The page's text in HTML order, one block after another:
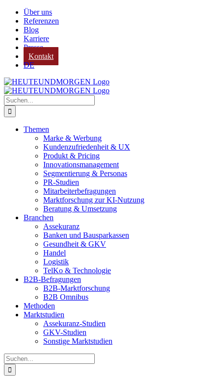
Zum
Inhalt
springen
Über uns
Referenzen
Blog
Karriere
Presse
Kontakt
DE
Suche
nach:
Themen
Marke & Werbung
Kundenzufriedenheit & UX
Produkt & Pricing
Innovationsmanagement
Segmentierung & Personas
PR-Studien
Mitarbeiterbefragungen
Marktforschung zur KI-Nutzung
Beratung & Umsetzung
Branchen
Assekuranz
Banken und Bausparkassen
Gesundheit & GKV
Handel
Logistik
TelKo & Technologie
B2B-Befragungen
B2B-Marktforschung
B2B Omnibus
Methoden
Marktstudien
Assekuranz-Studien
GKV-Studien
Sonstige Marktstudien
Suche
nach: